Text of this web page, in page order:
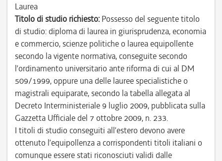
Laurea
Titolo di studio richiesto: Possesso del seguente titolo
di studio: diploma di laurea in giurisprudenza, economia
e commercio, scienze politiche o laurea equipollente
secondo la vigente normativa, conseguite secondo
l’ordinamento universitario ante riforma di cui al DM
509/1999, oppure una delle lauree specialistiche o
magistrali equiparate, secondo la tabella allegata al
Decreto Interministeriale 9 luglio 2009, pubblicata sulla
Gazzetta Ufficiale del 7 ottobre 2009, n. 233.
I titoli di studio conseguiti all’estero devono avere
ottenuto l’equipollenza a corrispondenti titoli italiani o
comunque essere stati riconosciuti validi dalle